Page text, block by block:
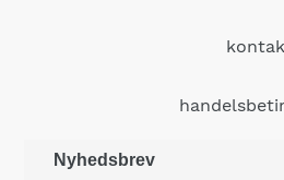
Nyhedsbrev